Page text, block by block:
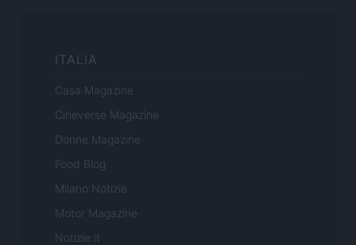
ITALIA
Casa Magazine
Cineverse Magazine
Donne Magazine
Food Blog
Milano Notizie
Motor Magazine
Notizie.it